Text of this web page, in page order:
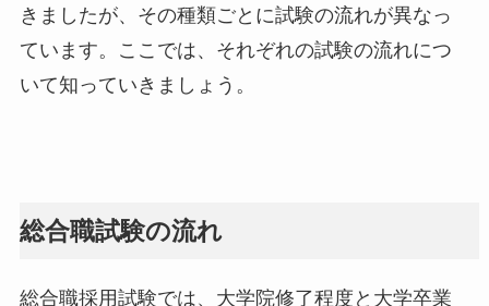
きましたが、その種類ごとに試験の流れが異なっ
ています。ここでは、それぞれの試験の流れにつ
いて知っていきましょう。
総合職試験の流れ
総合職採用試験では、大学院修了程度と大学卒業